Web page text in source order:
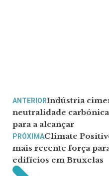
ANTERIORIndústria
neutralidade
para a alcançar
PRÓXIMAClimate
mais recente força
edifícios em Bruxelas